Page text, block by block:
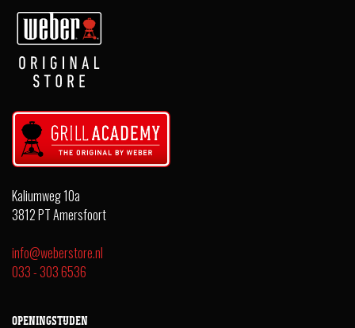
Kaliumweg 10a
3812 PT Amersfoort
info@weberstore.nl
033 - 303 6536
OPENINGSTIJDEN